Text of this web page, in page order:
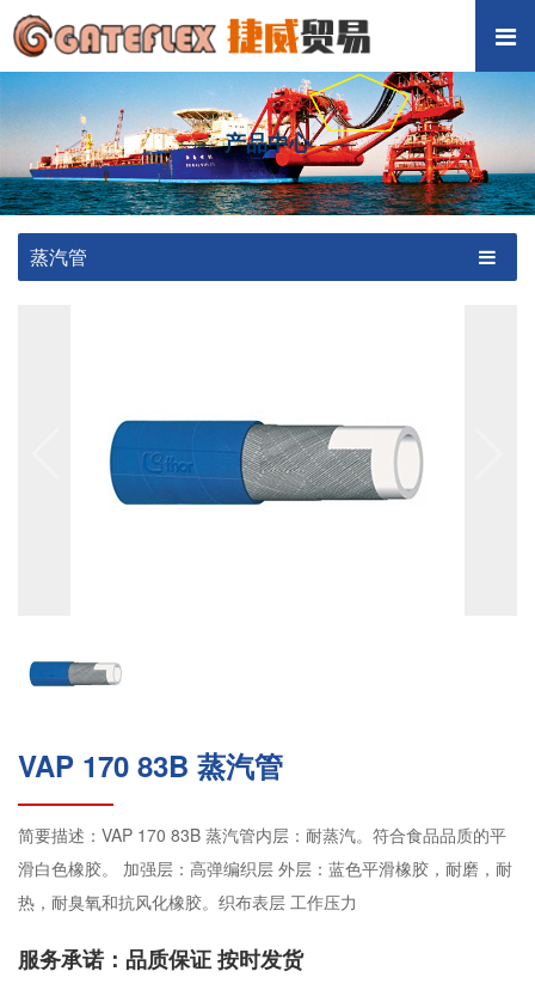
产品中心
蒸汽管
VAP 170 83B 蒸汽管
简要描述：VAP 170 83B 蒸汽管内层：耐蒸汽。符合食品品质的平
滑白色橡胶。 加强层：高弹编织层 外层：蓝色平滑橡胶，耐磨，耐
热，耐臭氧和抗风化橡胶。织布表层 工作压力
服务承诺：品质保证 按时发货